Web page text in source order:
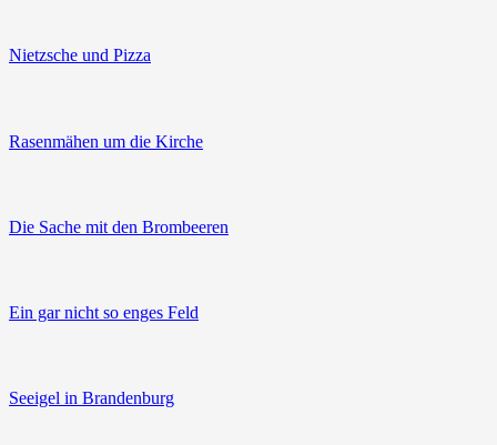
Nietzsche und Pizza
Rasenmähen um die Kirche
Die Sache mit den Brombeeren
Ein gar nicht so enges Feld
Seeigel in Brandenburg